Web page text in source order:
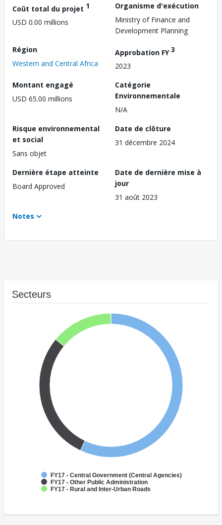
Coût total du projet 1
USD 0.00 millions
Organisme d'exécution
Ministry of Finance and
Development Planning
Région
Western and Central Africa
Approbation FY3
2023
Montant engagé
USD 65.00 millions
Catégorie
Environnementale
N/A
Risque environnemental
et social
Sans objet
Date de clôture
31 décembre 2024
Dernière étape atteinte
Board Approved
Date de dernière mise à
jour
31 août 2023
Notes
Secteurs
FY17 - Central Government (Central Agencies)
FY17 - Other Public Administration
FY17 - Rural and Inter-Urban Roads